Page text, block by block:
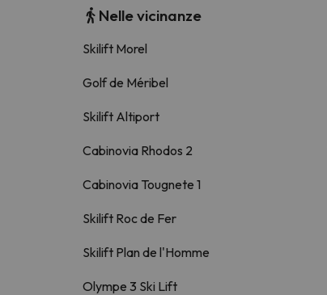
Nelle vicinanze
Skilift Morel
Golf de Méribel
Skilift Altiport
Cabinovia Rhodos 2
Cabinovia Tougnete 1
Skilift Roc de Fer
Skilift Plan de l'Homme
Olympe 3 Ski Lift